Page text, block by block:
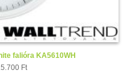
falióra KA5610WH
Ft